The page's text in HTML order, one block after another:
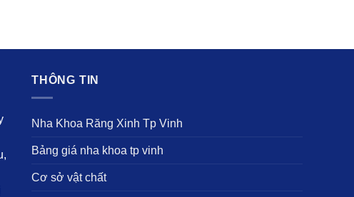
THÔNG TIN
Nha Khoa Răng Xinh Tp Vinh
Bảng giá nha khoa tp vinh
Cơ sở vật chất